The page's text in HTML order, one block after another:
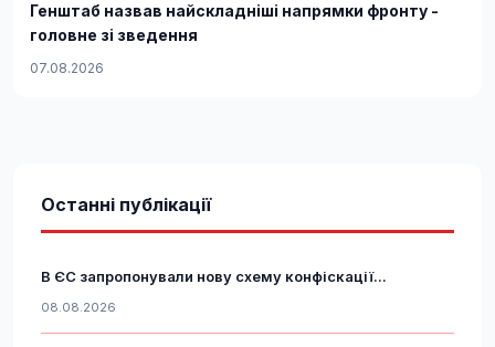
Генштаб назвав найскладніші напрямки фронту -
головне зі зведення
07.08.2026
Останні публікації
В ЄС запропонували нову схему конфіскації...
08.08.2026